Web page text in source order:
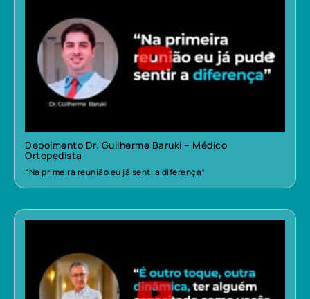
Depoimento Dr. Guilherme Baruki – Médico
Ortopedista
“Na primeira reunião eu já senti a diferença”